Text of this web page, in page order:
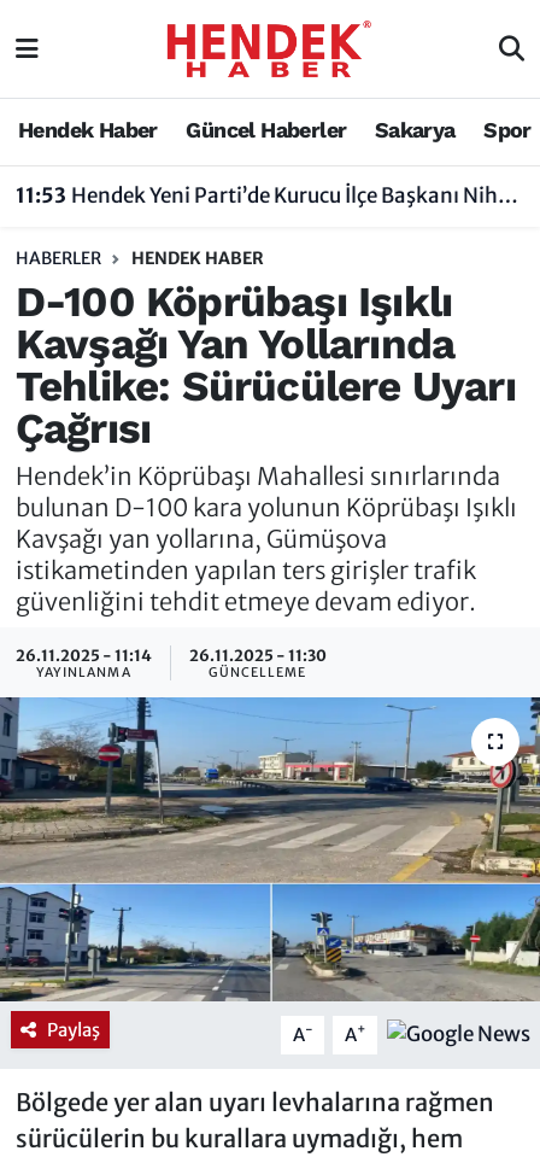
Hendek Haber Güncel Haberler Sakarya Spor
11:53 Hendek Yeni Parti’de Kurucu İlçe Başkanı Nihat Bayraktar Oldu
HABERLER HENDEK HABER
D-100 Köprübaşı Işıklı
Kavşağı Yan Yollarında
Tehlike: Sürücülere Uyarı
Çağrısı
Hendek’in Köprübaşı Mahallesi sınırlarında
bulunan D-100 kara yolunun Köprübaşı Işıklı
Kavşağı yan yollarına, Gümüşova
istikametinden yapılan ters girişler trafik
güvenliğini tehdit etmeye devam ediyor.
26.11.2025 - 11:14
YAYINLANMA
26.11.2025 - 11:30
GÜNCELLEME
Paylaş A- A+
Bölgede yer alan uyarı levhalarına rağmen
sürücülerin bu kurallara uymadığı, hem
Hendek Haber
Nöbetçi Eczaneler
Vefat Edenler
Hendek Haber
Hakkında
Hendek Haber Reklam Servisi
Künye
İletişim
Sakarya Nöbetçi Eczaneler
Sakarya Trafik Yoğunluk Haritası
Tüm Manşetler
Son Dakika Haberleri
Haber Arşivi